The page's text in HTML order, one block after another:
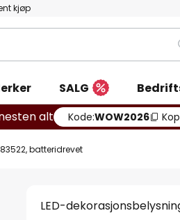
kjøp
SALG
alt Kode:WOW2026
batteridrevet
LED-